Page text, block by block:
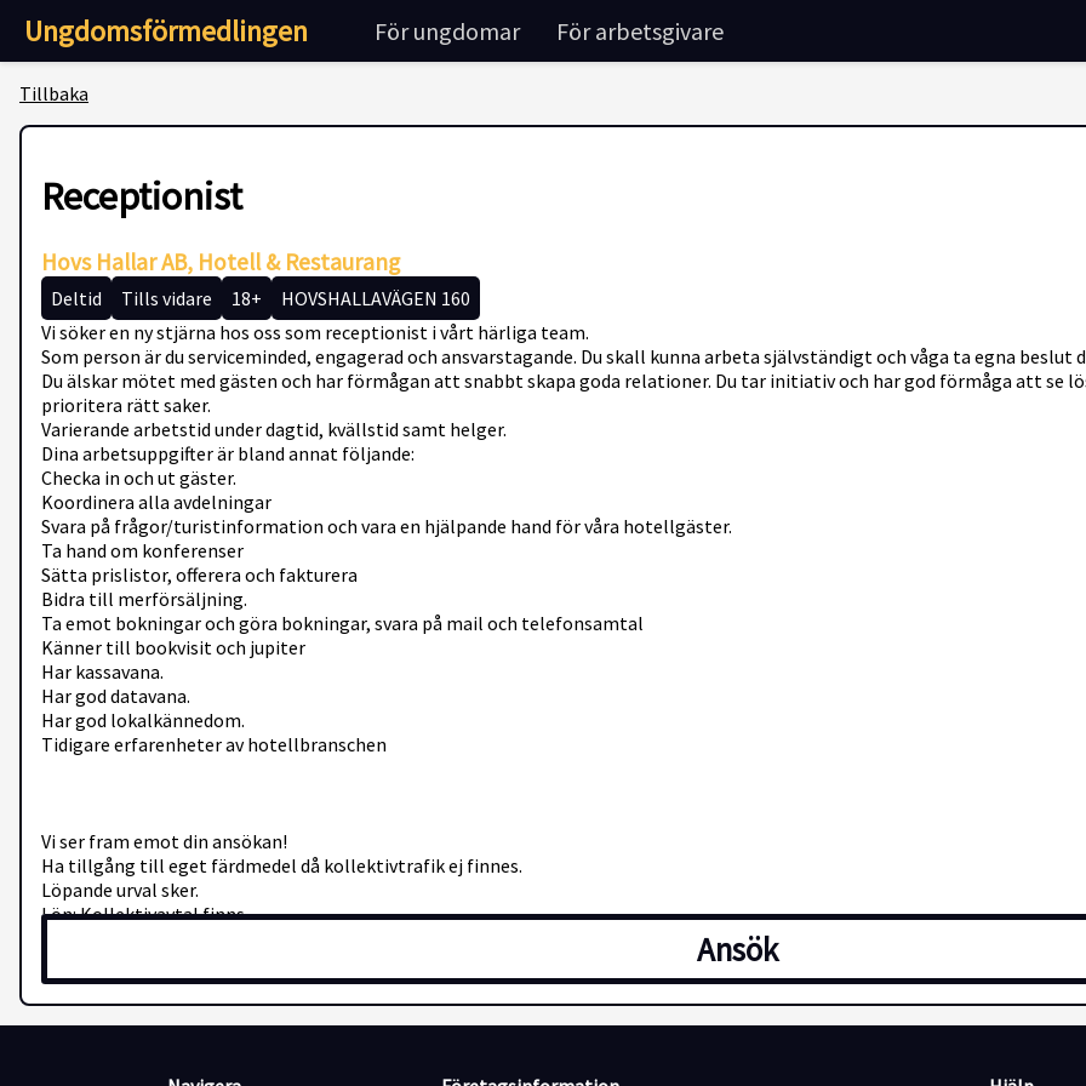
Ungdomsförmedlingen För ungdomar För arbetsgivare
Tillbaka
Receptionist
Hovs Hallar AB, Hotell & Restaurang
Deltid Tills vidare 18+
HOVSHALLAVÄGEN 160
Vi söker en ny stjärna hos oss som receptionist i vårt härliga team.
Som person är du serviceminded, engagerad och ansvarstagande. Du skall kunna arbeta självständigt och våga ta egna beslut
Du älskar mötet med gästen och har förmågan att snabbt skapa goda relationer. Du tar initiativ och har god förmåga att se
prioritera rätt saker.
Varierande arbetstid under dagtid, kvällstid samt helger.
Dina arbetsuppgifter är bland annat följande:
Checka in och ut gäster.
Koordinera alla avdelningar
Svara på frågor/turistinformation och vara en hjälpande hand för våra hotellgäster.
Ta hand om konferenser
Sätta prislistor, offerera och fakturera
Bidra till merförsäljning.
Ta emot bokningar och göra bokningar, svara på mail och telefonsamtal
Känner till bookvisit och jupiter
Har kassavana.
Har god datavana.
Har god lokalkännedom.
Tidigare erfarenheter av hotellbranschen
Vi ser fram emot din ansökan!
Ha tillgång till eget färdmedel då kollektivtrafik ej finnes.
Löpande urval sker.
Lön: Kollektivavtal finns
Hotell och Restaurang Hovs Hallar är en konferensanläggning på Bjärehalvön. Här finns idag 49 dubbelrum och sviter. Vår
Ansök